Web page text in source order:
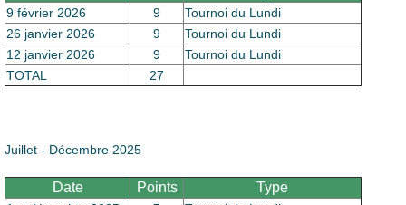
Le Club
9 février 2026 9
Tournoi du Lundi
26 janvier 2026
9
Tournoi du Lundi
12 janvier 2026
9
Tournoi du Lundi
TOTAL
27
Juillet - Décembre 2025
Date Points Type